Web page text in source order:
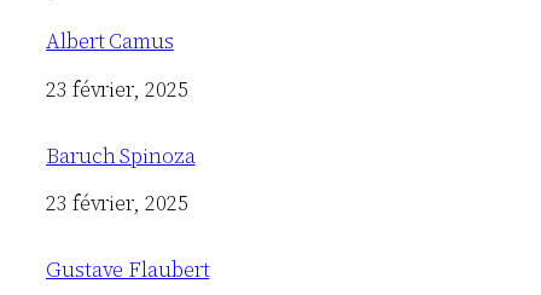
Albert Camus
Date
23 février, 2025
Baruch Spinoza
Date
23 février, 2025
Gustave Flaubert